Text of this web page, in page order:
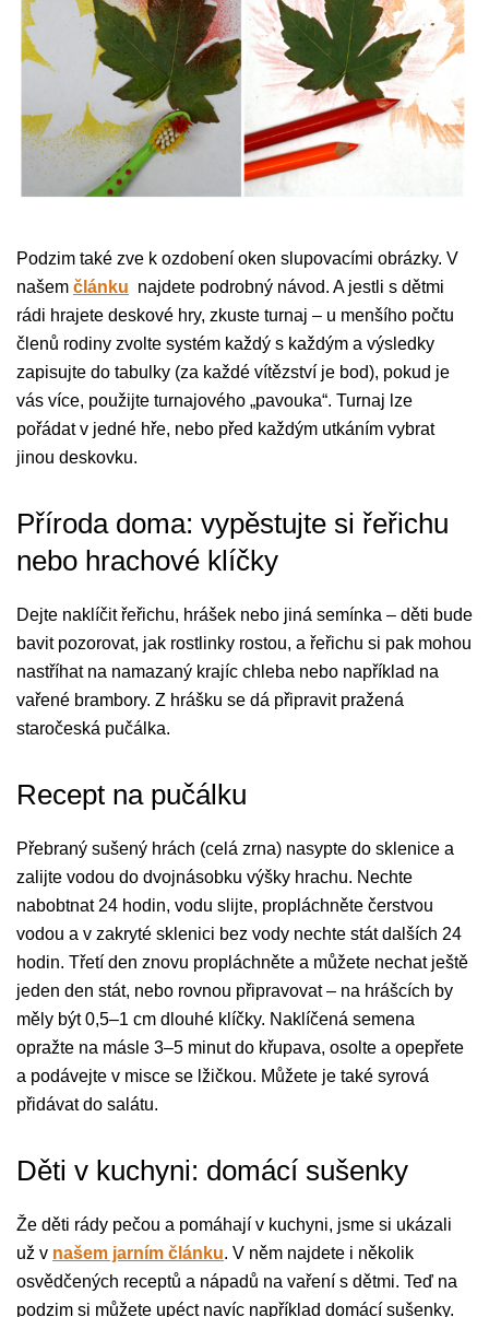
Podzim také zve k ozdobení oken slupovacími obrázky. V
našem článku najdete podrobný návod. A jestli s dětmi
rádi hrajete deskové hry, zkuste turnaj – u menšího počtu
členů rodiny zvolte systém každý s každým a výsledky
zapisujte do tabulky (za každé vítězství je bod), pokud je
vás více, použijte turnajového „pavouka“. Turnaj lze
pořádat v jedné hře, nebo před každým utkáním vybrat
jinou deskovku.
Příroda doma: vypěstujte si řeřichu
nebo hrachové klíčky
Dejte naklíčit řeřichu, hrášek nebo jiná semínka – děti bude
bavit pozorovat, jak rostlinky rostou, a řeřichu si pak mohou
nastříhat na namazaný krajíc chleba nebo například na
vařené brambory. Z hrášku se dá připravit pražená
staročeská pučálka.
Recept na pučálku
Přebraný sušený hrách (celá zrna) nasypte do sklenice a
zalijte vodou do dvojnásobku výšky hrachu. Nechte
nabobtnat 24 hodin, vodu slijte, propláchněte čerstvou
vodou a v zakryté sklenici bez vody nechte stát dalších 24
hodin. Třetí den znovu propláchněte a můžete nechat ještě
jeden den stát, nebo rovnou připravovat – na hrášcích by
měly být 0,5–1 cm dlouhé klíčky. Naklíčená semena
opražte na másle 3–5 minut do křupava, osolte a opepřete
a podávejte v misce se lžičkou. Můžete je také syrová
přidávat do salátu.
Děti v kuchyni: domácí sušenky
Že děti rády pečou a pomáhají v kuchyni, jsme si ukázali
už v našem jarním článku. V něm najdete i několik
osvědčených receptů a nápadů na vaření s dětmi. Teď na
podzim si můžete upéct navíc například domácí sušenky.